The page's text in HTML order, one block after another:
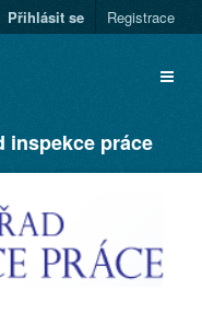
Přihlásit se Registrace
inspekce práce